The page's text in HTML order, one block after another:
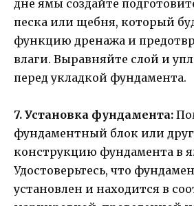
дне ямы создайте
песка или щебня, который
функцию дренажа и
влаги. Выравняйте слой и
перед укладкой фундамента.
7. Установка фундамента:
фундаментный блок или
конструкцию фундамента в
Удостоверьтесь, что
установлен и находится в